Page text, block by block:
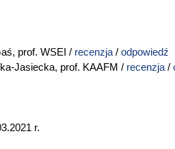
prof. WSEI / recenzja / odpowiedź
Jasiecka, prof. KAAFM / recenzja /
r.